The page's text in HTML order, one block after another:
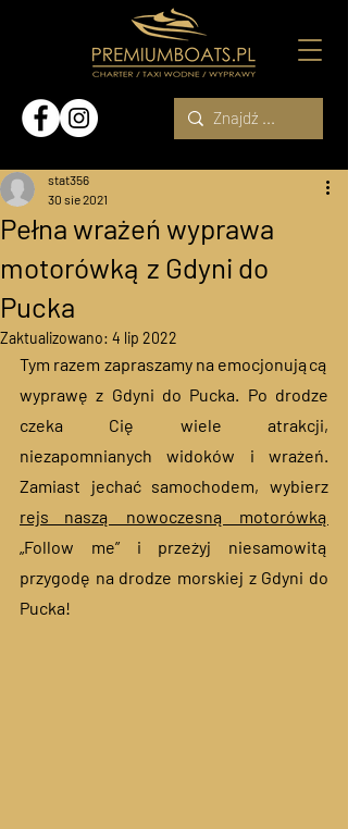
Pełna wrażeń wyprawa
motorówką z Gdyni do
Pucka
stat356
30 sie 2021
Zaktualizowano: 4 lip 2022
Tym razem zapraszamy na emocjonującą
wyprawę z Gdyni do Pucka. Po drodze
czeka Cię wiele atrakcji,
niezapomnianych widoków i wrażeń.
rejs naszą nowoczesną motorówką
„Follow me” i przeżyj niesamowitą
przygodę na drodze morskiej z Gdyni do
Pucka!